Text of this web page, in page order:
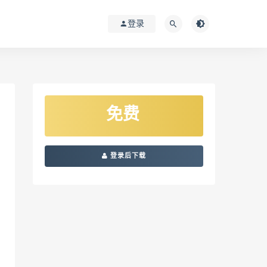
登录
免费
登录后下载